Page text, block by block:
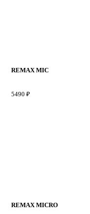
REMAX MIC
5490 ₽
REMAX MICRO